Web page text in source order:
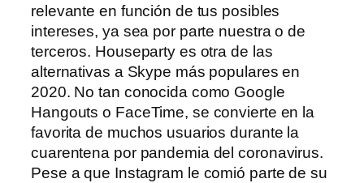
relevante en función de tus posibles
intereses, ya sea por parte nuestra o de
terceros. Houseparty es otra de las
alternativas a Skype más populares en
2020. No tan conocida como Google
Hangouts o FaceTime, se convierte en la
favorita de muchos usuarios durante la
cuarentena por pandemia del coronavirus.
Pese a que Instagram le comió parte de su